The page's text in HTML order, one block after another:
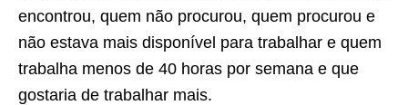
encontrou, quem não procurou, quem procurou e
não estava mais disponível para trabalhar e quem
trabalha menos de 40 horas por semana e que
gostaria de trabalhar mais.